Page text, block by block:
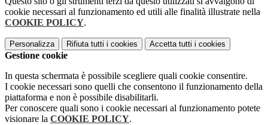
cookie necessari al funzionamento ed utili alle finalità illustrate nella
COOKIE POLICY.
Personalizza Rifiuta tutti i cookies Accetta tutti i cookies
Gestione cookie
In questa schermata è possibile scegliere quali cookie consentire.
I cookie necessari sono quelli che consentono il funzionamento della
piattaforma e non è possibile disabilitarli.
Per conoscere quali sono i cookie necessari al funzionamento potete
visionare la COOKIE POLICY.